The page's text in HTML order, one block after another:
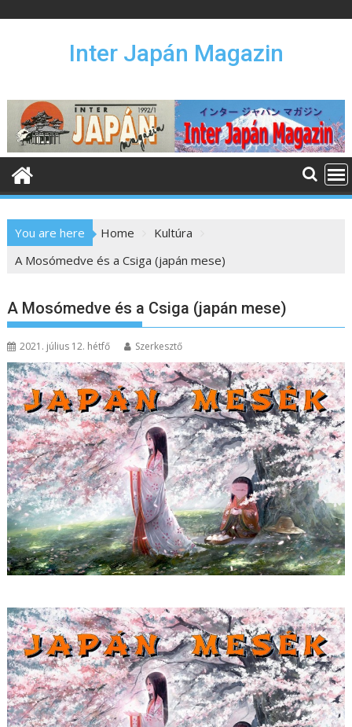
n
e
Inter Japán Magazin
You are here Home
Kultúra
A Mosómedve és a Csiga (japán mese)
A Mosómedve és a Csiga (japán mese)
2021. július 12. hétfő Szerkesztő